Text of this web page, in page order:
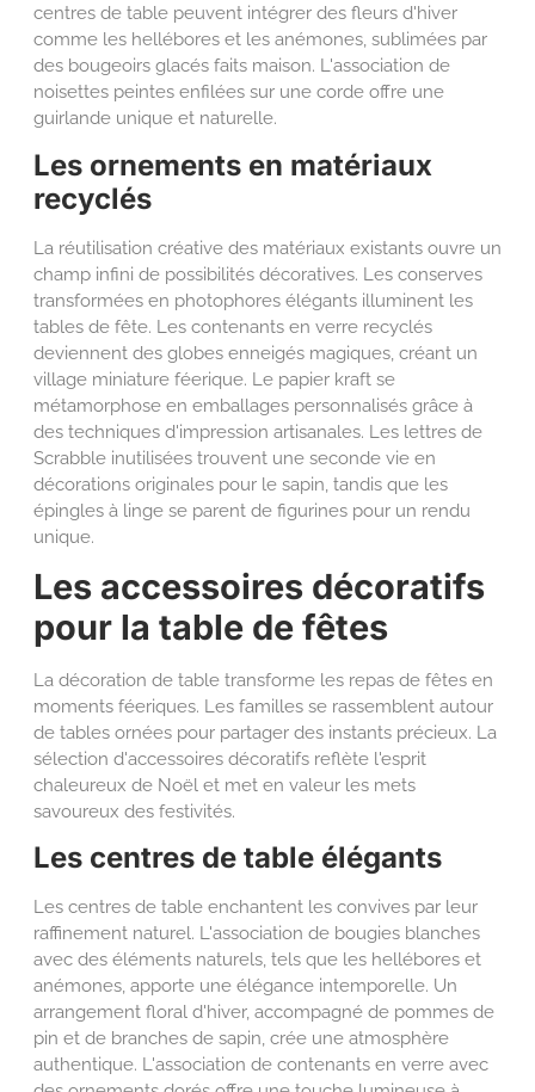
centres de table peuvent intégrer des fleurs d'hiver
comme les hellébores et les anémones, sublimées par
des bougeoirs glacés faits maison. L'association de
noisettes peintes enfilées sur une corde offre une
guirlande unique et naturelle.
Les ornements en matériaux
recyclés
La réutilisation créative des matériaux existants ouvre un
champ infini de possibilités décoratives. Les conserves
transformées en photophores élégants illuminent les
tables de fête. Les contenants en verre recyclés
deviennent des globes enneigés magiques, créant un
village miniature féerique. Le papier kraft se
métamorphose en emballages personnalisés grâce à
des techniques d'impression artisanales. Les lettres de
Scrabble inutilisées trouvent une seconde vie en
décorations originales pour le sapin, tandis que les
épingles à linge se parent de figurines pour un rendu
unique.
Les accessoires décoratifs
pour la table de fêtes
La décoration de table transforme les repas de fêtes en
moments féeriques. Les familles se rassemblent autour
de tables ornées pour partager des instants précieux. La
sélection d'accessoires décoratifs reflète l'esprit
chaleureux de Noël et met en valeur les mets
savoureux des festivités.
Les centres de table élégants
Les centres de table enchantent les convives par leur
raffinement naturel. L'association de bougies blanches
avec des éléments naturels, tels que les hellébores et
anémones, apporte une élégance intemporelle. Un
arrangement floral d'hiver, accompagné de pommes de
pin et de branches de sapin, crée une atmosphère
authentique. L'association de contenants en verre avec